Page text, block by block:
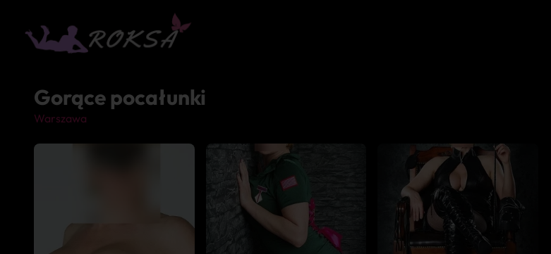
Gorące pocałunki
Warszawa